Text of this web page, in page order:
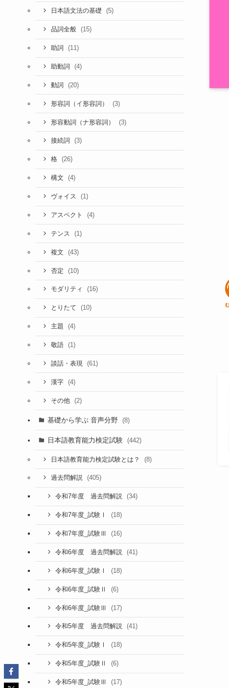
日本語文法の基礎 (5)
品詞全般 (15)
助詞 (11)
助動詞 (4)
動詞 (20)
形容詞（イ形容詞） (3)
形容動詞（ナ形容詞） (3)
接続詞 (3)
格 (26)
構文 (4)
ヴォイス (1)
アスペクト (4)
テンス (1)
複文 (43)
否定 (10)
モダリティ (16)
とりたて (10)
主題 (4)
敬語 (1)
談話・表現 (61)
漢字 (4)
その他 (2)
基礎から学ぶ 音声分野 (8)
日本語教育能力検定試験 (442)
日本語教育能力検定試験とは？ (8)
過去問解説 (405)
令和7年度 過去問解説 (34)
令和7年度_試験Ⅰ (18)
令和7年度_試験Ⅲ (16)
令和6年度 過去問解説 (41)
令和6年度_試験Ⅰ (18)
令和6年度_試験Ⅱ (6)
令和6年度_試験Ⅲ (17)
令和5年度 過去問解説 (41)
令和5年度_試験Ⅰ (18)
令和5年度_試験Ⅱ (6)
令和5年度_試験Ⅲ (17)